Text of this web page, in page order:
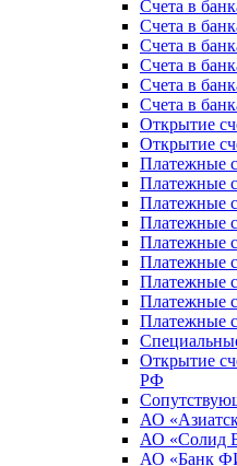
Счета в
Счета в
Счета в
Счета в
Счета в
Счета в
Открытие
Открытие
Платежные
Платежные
Платежные
Платежные
Платежные
Платежные
Платежные
Платежные
Платежные
Открытие
РФ
АО
АО «Солид
АО «Банк